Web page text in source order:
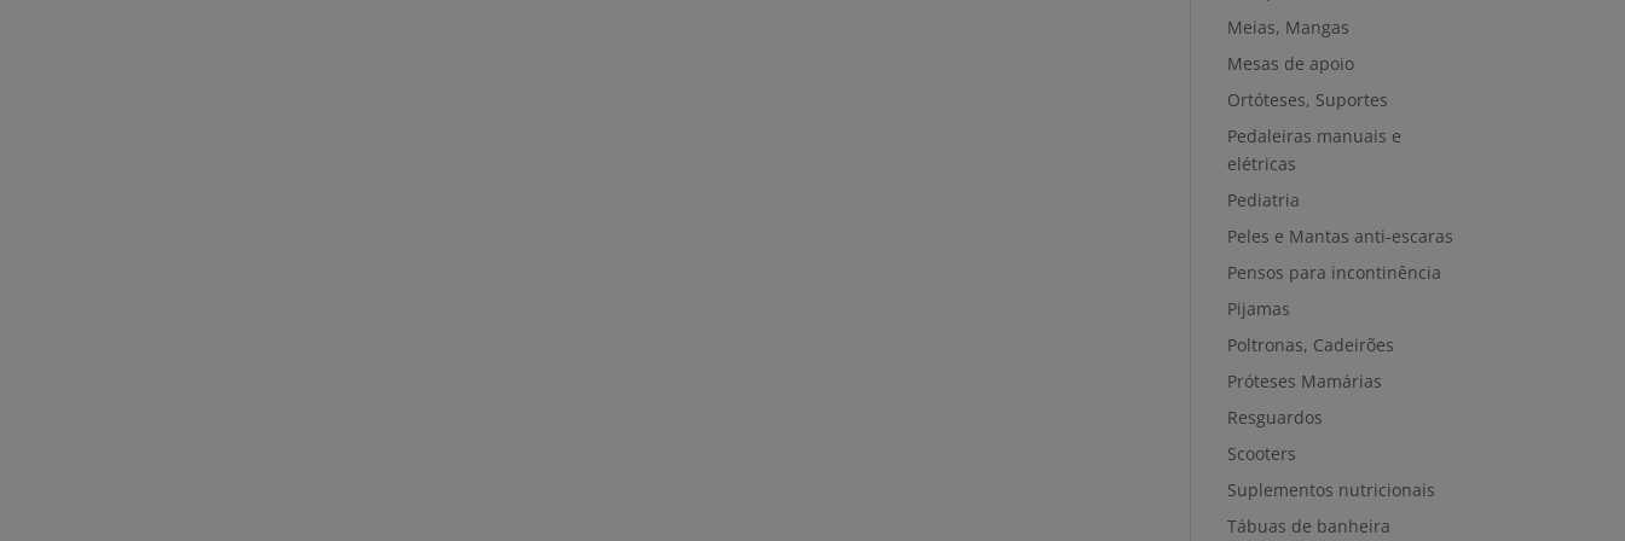
Meias, Mangas
Mesas de apoio
Ortóteses, Suportes
Pedaleiras manuais e
elétricas
Pediatria
Peles e Mantas anti-escaras
Pensos para incontinência
Pijamas
Poltronas, Cadeirões
Próteses Mamárias
Resguardos
Scooters
Suplementos nutricionais
Tábuas de banheira